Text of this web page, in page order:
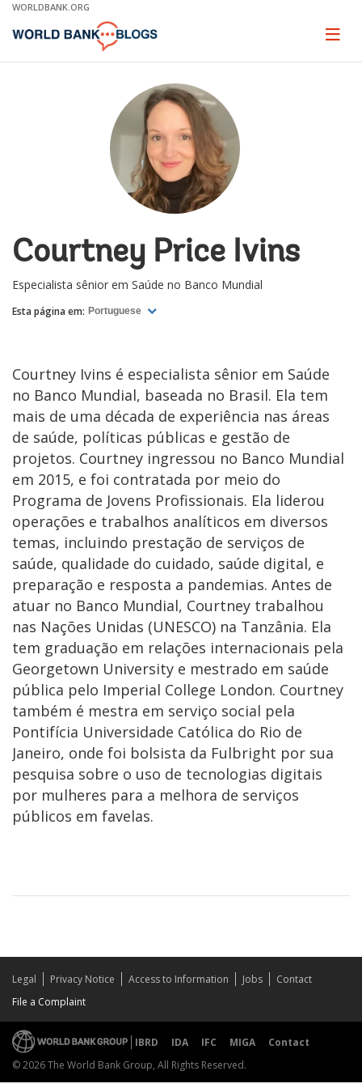
Skip
Main
WORLDBANK.ORG
Page
Courtney Price Ivins
Especialista sênior em Saúde no Banco Mundial
Esta página em: Portuguese
Courtney Ivins é especialista sênior em Saúde
no Banco Mundial, baseada no Brasil. Ela tem
mais de uma década de experiência nas áreas
de saúde, políticas públicas e gestão de
projetos. Courtney ingressou no Banco Mundial
em 2015, e foi contratada por meio do
Programa de Jovens Profissionais. Ela liderou
operações e trabalhos analíticos em diversos
temas, incluindo prestação de serviços de
saúde, qualidade do cuidado, saúde digital, e
preparação e resposta a pandemias. Antes de
atuar no Banco Mundial, Courtney trabalhou
nas Nações Unidas (UNESCO) na Tanzânia. Ela
tem graduação em relações internacionais pela
Georgetown University e mestrado em saúde
pública pelo Imperial College London. Courtney
também é mestra em serviço social pela
Pontifícia Universidade Católica do Rio de
Janeiro, onde foi bolsista da Fulbright por sua
pesquisa sobre o uso de tecnologias digitais
por mulheres para a melhora de serviços
públicos em favelas.
Legal Privacy Notice Access to Information Jobs
Contact
File a Complaint
IBRD IDA IFC MIGA
Contact
© 2026 The World Bank Group, All Rights Reserved.